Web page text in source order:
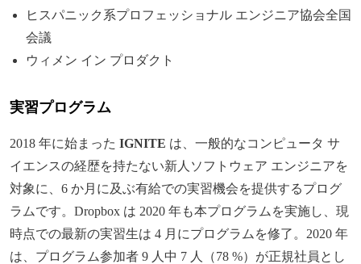
ヒスパニック系プロフェッショナル エンジニア協会全国
会議
ウィメン イン プロダクト
実習プログラム
2018 年に始まった IGNITE は、一般的なコンピュータ サ
イエンスの経歴を持たない新人ソフトウェア エンジニアを
対象に、6 か月に及ぶ有給での実習機会を提供するプログ
ラムです。Dropbox は 2020 年も本プログラムを実施し、現
時点での最新の実習生は 4 月にプログラムを修了。2020 年
は、プログラム参加者 9 人中 7 人（78 %）が正規社員とし